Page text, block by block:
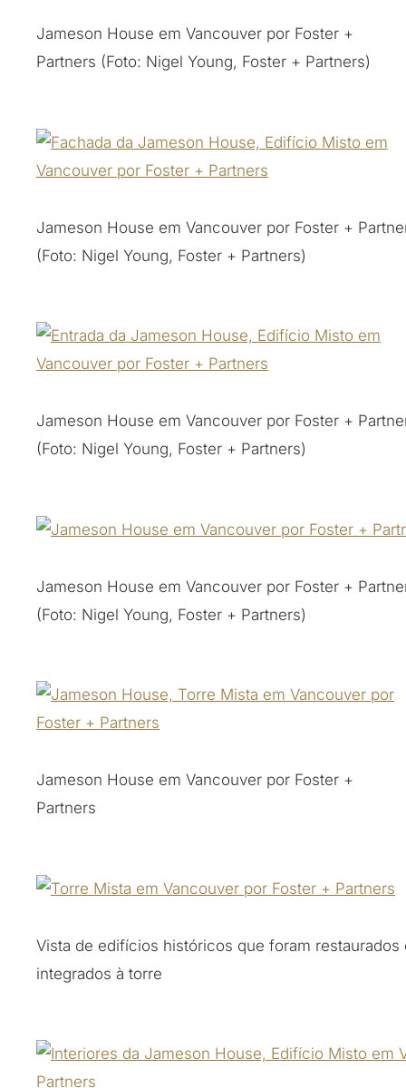
Jameson House em Vancouver por Foster +
Partners (Foto: Nigel Young, Foster + Partners)
Jameson House em Vancouver por Foster +
(Foto: Nigel Young, Foster + Partners)
Jameson House em Vancouver por Foster +
(Foto: Nigel Young, Foster + Partners)
Jameson House em Vancouver por Foster +
(Foto: Nigel Young, Foster + Partners)
Jameson House em Vancouver por Foster +
Partners
Vista de edifícios históricos que foram restaurados
integrados à torre